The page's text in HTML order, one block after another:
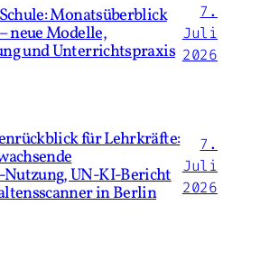
Monatsüberblick
neue Modelle,
und Unterrichtspraxis
7.
Juli
2026
für Lehrkräfte:
UN‑KI‑Bericht
in Berlin
7.
Juli
2026